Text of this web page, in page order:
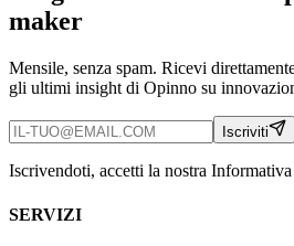
maker
Mensile, senza spam. Ricevi
gli ultimi insight di Opinno su
Iscriviti
Iscrivendoti, accetti la nostra
SERVIZI